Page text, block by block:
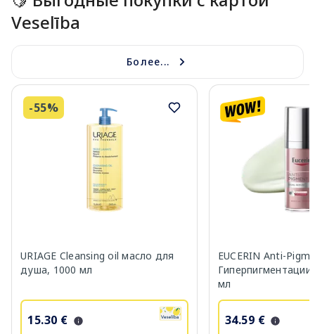
Veselība
Более...
-55%
URIAGE Cleansing oil масло для
душа, 1000 мл
15.30 €
EUCERIN Anti-
мл
34.59 €